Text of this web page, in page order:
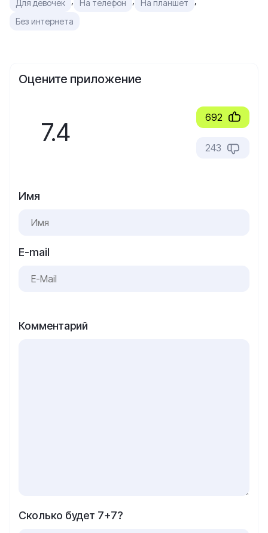
Для девочек На телефон На планшет
Без интернета
Оцените приложение
7.4 692
243
Имя
E-mail
Комментарий
Сколько будет 7+7?